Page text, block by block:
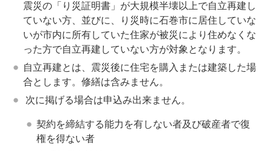
震災の「り災証明書」が大規模半壊以上で自立再建し
ていない方、並びに、り災時に石巻市に居住していな
いが市内に所有していた住家が被災により住めなくな
った方で自立再建していない方が対象となります。
自立再建とは、震災後に住宅を購入または建築した場
合とします。修繕は含みません。
次に掲げる場合は申込み出来ません。
契約を締結する能力を有しない者及び破産者で復
権を得ない者